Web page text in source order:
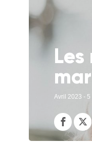
Avril 2023 - 5